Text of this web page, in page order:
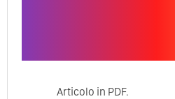
Articolo in PDF.